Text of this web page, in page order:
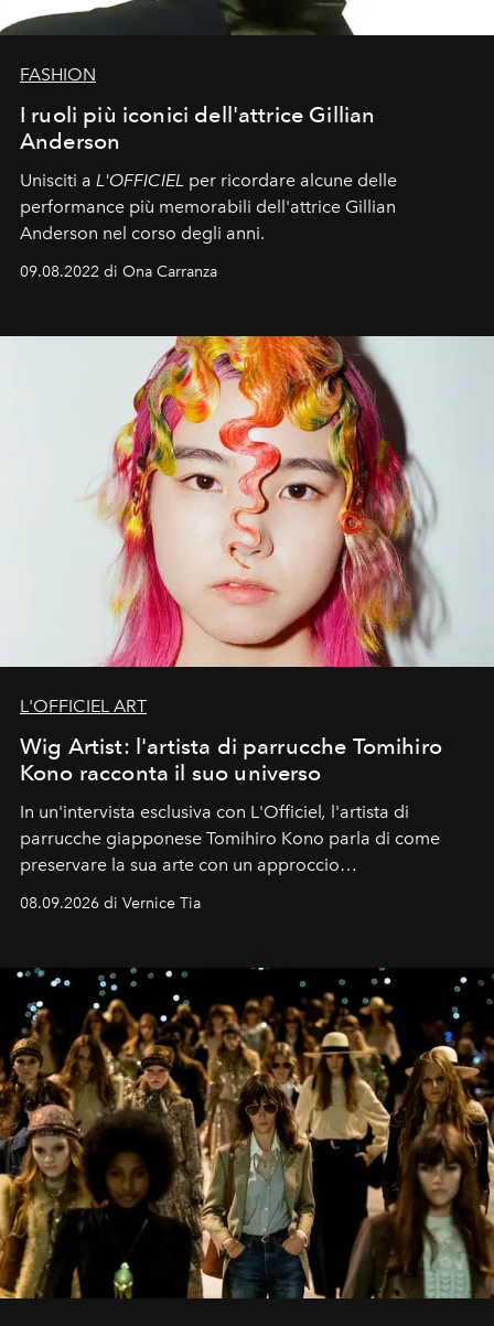
FASHION
I ruoli più iconici dell'attrice Gillian
Anderson
Unisciti a L'OFFICIEL per ricordare alcune delle
performance più memorabili dell'attrice Gillian
Anderson nel corso degli anni.
09.08.2022 di Ona Carranza
L'OFFICIEL ART
Wig Artist: l'artista di parrucche Tomihiro
Kono racconta il suo universo
In un'intervista esclusiva con L'Officiel , l'artista di
parrucche giapponese Tomihiro Kono parla di come
preservare la sua arte con un approccio
contemporaneo.
08.09.2026 di Vernice Tia